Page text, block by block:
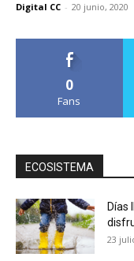
Digital CC - 20 junio, 2020
0
Fans
ECOSISTEMA
Días
23